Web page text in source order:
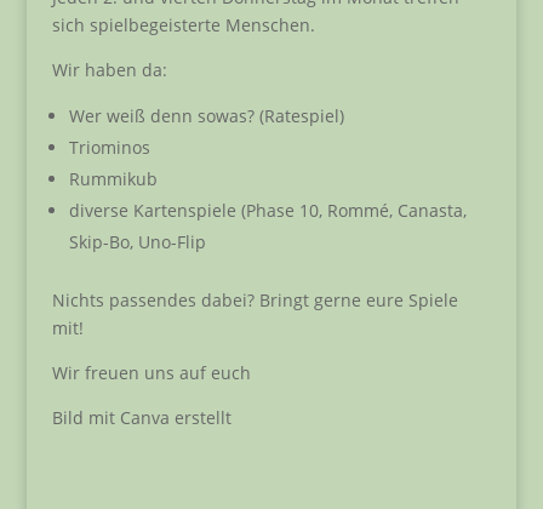
sich spielbegeisterte Menschen.
Wir haben da:
Wer weiß denn sowas? (Ratespiel)
Triominos
Rummikub
diverse Kartenspiele (Phase 10, Rommé, Canasta,
Skip-Bo, Uno-Flip
Nichts passendes dabei? Bringt gerne eure Spiele
mit!
Wir freuen uns auf euch
Bild mit Canva erstellt